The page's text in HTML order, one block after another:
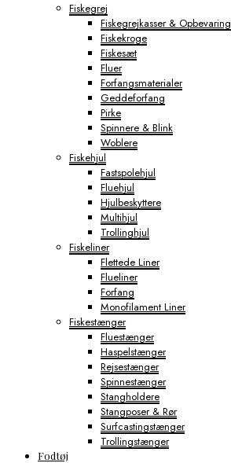
Fiskegrej
Fiskegrejkasser & Opbevaring
Fiskekroge
Fiskesæt
Fluer
Forfangsmaterialer
Geddeforfang
Pirke
Spinnere & Blink
Woblere
Fiskehjul
Fastspolehjul
Fluehjul
Hjulbeskyttere
Multihjul
Trollinghjul
Fiskeliner
Flettede Liner
Flueliner
Forfang
Monofilament Liner
Fiskestænger
Fluestænger
Haspelstænger
Rejsestænger
Spinnestænger
Stangholdere
Stangposer & Rør
Surfcastingstænger
Trollingstænger
Fodtøj